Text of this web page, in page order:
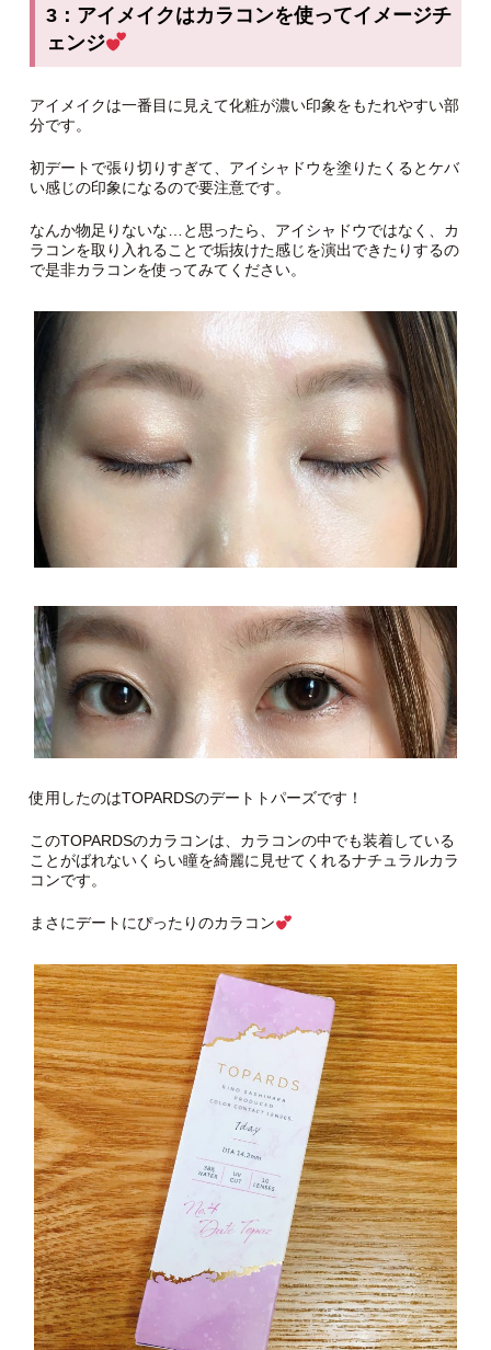
3：アイメイクはカラコンを使ってイメージチ
ェンジ
アイメイクは一番目に見えて化粧が濃い印象をもたれやすい部
分です。
初デートで張り切りすぎて、アイシャドウを塗りたくるとケバ
い感じの印象になるので要注意です。
なんか物足りないな…と思ったら、アイシャドウではなく、カ
ラコンを取り入れることで垢抜けた感じを演出できたりするの
で是非カラコンを使ってみてください。
使用したのはTOPARDSのデートトパーズです！
このTOPARDSのカラコンは、カラコンの中でも装着している
ことがばれないくらい瞳を綺麗に見せてくれるナチュラルカラ
コンです。
まさにデートにぴったりのカラコン